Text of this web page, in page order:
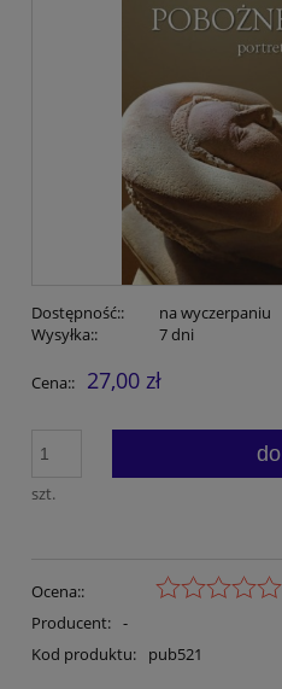
Dostępność::
na wyczerpaniu
Wysyłka::
7 dni
Cena:: 27,00 zł
szt.
Ocena::
Producent: -
Kod produktu:
pub521